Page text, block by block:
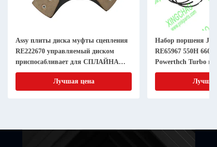
Assy плиты диска муфты сцепления
RE222670 управляемый диском
приспосабливает для СПЛАЙНА
дюйма 20 частей машинного
оборудования 11 земледелия
Лучшая цена
Набор поршеня JD
RE65967 550H 6603
Powerthch Turbo
втулки цилиндра